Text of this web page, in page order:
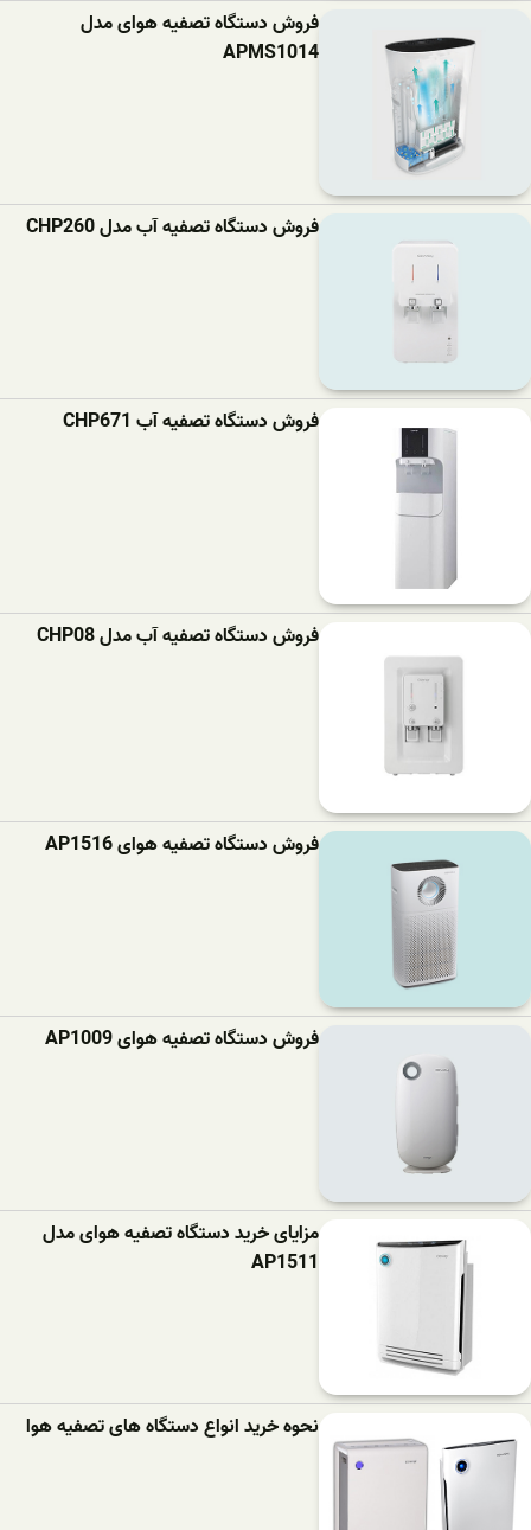
فروش دستگاه تصفیه هوای مدل
APMS1014
فروش دستگاه تصفیه آب مدل CHP260
فروش دستگاه تصفیه آب CHP671
فروش دستگاه تصفیه آب مدل CHP08
فروش دستگاه تصفیه هوای AP1516
فروش دستگاه تصفیه هوای AP1009
مزایای خرید دستگاه تصفیه هوای مدل
AP1511
نحوه خرید انواع دستگاه های تصفیه هوا